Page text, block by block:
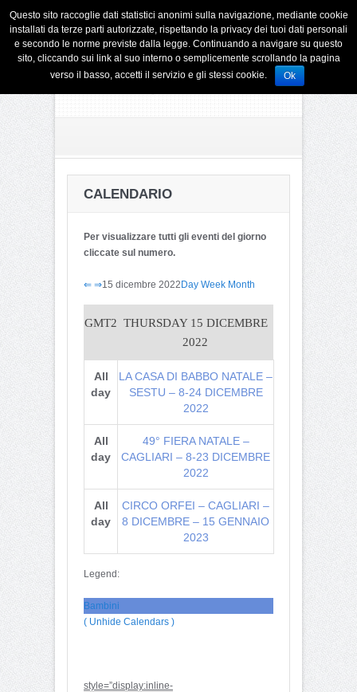
CALENDARIO
Per visualizzare tutti gli eventi del giorno
cliccate sul numero.
⇐ ⇒15 dicembre 2022Day Week Month
GMT2 THURSDAY 15 DICEMBRE
2022
All
day
LA CASA DI BABBO NATALE –
SESTU – 8-24 DICEMBRE
2022
All
day
49° FIERA NATALE –
CAGLIARI – 8-23 DICEMBRE
2022
All
day
CIRCO ORFEI – CAGLIARI –
8 DICEMBRE – 15 GENNAIO
2023
Legend:
Bambini
( Unhide Calendars )
style=”display:inline-
Questo sito raccoglie dati statistici anonimi sulla navigazione, mediante cookie
installati da terze parti autorizzate, rispettando la privacy dei tuoi dati personali
e secondo le norme previste dalla legge. Continuando a navigare su questo
sito, cliccando sui link al suo interno o semplicemente scrollando la pagina
verso il basso, accetti il servizio e gli stessi cookie.
Ok